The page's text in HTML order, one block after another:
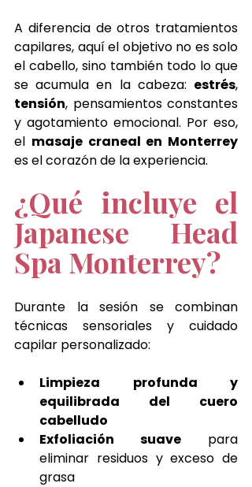
A diferencia de otros tratamientos
capilares, aquí el objetivo no es solo
el cabello, sino también todo lo que
se acumula en la cabeza: estrés
tensión, pensamientos constantes
y agotamiento emocional. Por eso,
el
es el corazón de la experiencia.
¿Qué incluye el
Japanese Head
Spa Monterrey?
Durante la sesión se combinan
técnicas sensoriales y cuidado
capilar personalizado:
Limpieza profunda y
equilibrada del cuero
cabelludo
Exfoliación suave para
eliminar residuos y exceso de
grasa